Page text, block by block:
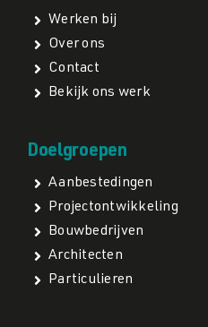
Werken bij
Over ons
Contact
Bekijk ons werk
Doelgroepen
Aanbestedingen
Projectontwikkeling
Bouwbedrijven
Architecten
Particulieren